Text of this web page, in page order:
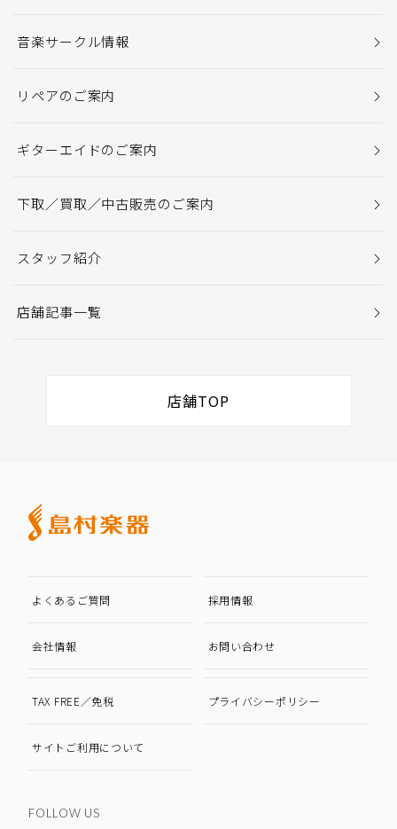
音楽サークル情報
リペアのご案内
ギターエイドのご案内
下取／買取／中古販売のご案内
スタッフ紹介
店舗記事一覧
店舗TOP
よくあるご質問 採用情報
会社情報 お問い合わせ
TAX FREE／免税 プライバシーポリシー
サイトご利用について
FOLLOW US